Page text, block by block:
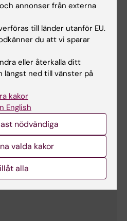
annonser från externa
till länder utanför EU.
du att vi sparar
eller återkalla ditt
längst ned till vänster på
kakor
English
nödvändiga
valda kakor
alla